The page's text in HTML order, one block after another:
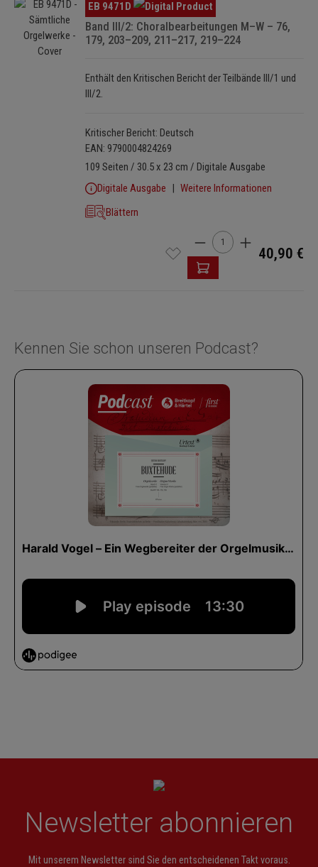
Bildergalerie überspringen
EB 9471D
Band III/2: Choralbearbeitungen M–W – 76,
179, 203–209, 211–217, 219–224
Enthält den Kritischen Bericht der Teilbände III/1 und
III/2.
Kritischer Bericht: Deutsch
EAN: 9790004824269
109 Seiten / 30.5 x 23 cm / Digitale Ausgabe
Digitale Ausgabe
Weitere Informationen
Blättern
Produkt Anzahl: Gib
40,90 €
Kennen Sie schon unseren Podcast?
Newsletter abonnieren
Mit unserem Newsletter sind Sie den entscheidenen Takt voraus.